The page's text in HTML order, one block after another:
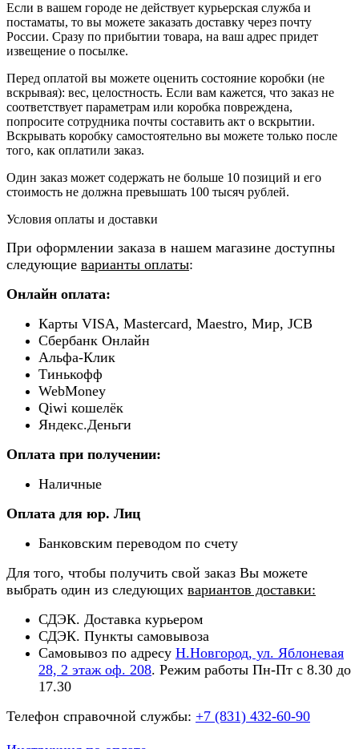
Если в вашем городе не действует курьерская служба и
постаматы, то вы можете заказать доставку через почту
России. Сразу по прибытии товара, на ваш адрес придет
извещение о посылке.
Перед оплатой вы можете оценить состояние коробки (не
вскрывая): вес, целостность. Если вам кажется, что заказ не
соответствует параметрам или коробка повреждена,
попросите сотрудника почты составить акт о вскрытии.
Вскрывать коробку самостоятельно вы можете только после
того, как оплатили заказ.
Один заказ может содержать не больше 10 позиций и его
стоимость не должна превышать 100 тысяч рублей.
Условия оплаты и доставки
При оформлении заказа в нашем магазине доступны
следующие варианты оплаты:
Онлайн оплата:
Карты VISA, Mastercard, Maestro, Мир, JCB
Сбербанк Онлайн
Альфа-Клик
Тинькофф
WebMoney
Qiwi кошелёк
Яндекс.Деньги
Оплата при получении:
Наличные
Оплата для юр. Лиц
Банковским переводом по счету
Для того, чтобы получить свой заказ Вы можете
выбрать один из следующих вариантов доставки:
СДЭК. Доставка курьером
СДЭК. Пункты самовывоза
Самовывоз по адресу Н.Новгород, ул. Яблоневая
28, 2 этаж оф. 208. Режим работы Пн-Пт с 8.30 до
17.30
Телефон справочной службы: +7 (831) 432-60-90